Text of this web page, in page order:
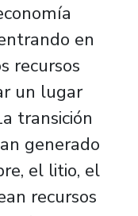
en
recursos
un lugar
transición
generado
el litio, el
recursos